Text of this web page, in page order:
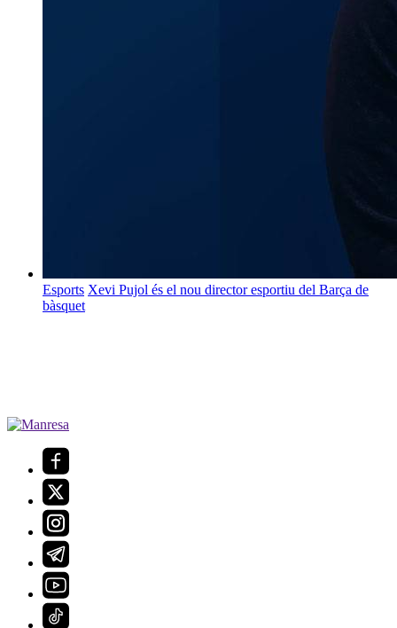
Esports Xevi Pujol és el nou director esportiu del Barça de
bàsquet